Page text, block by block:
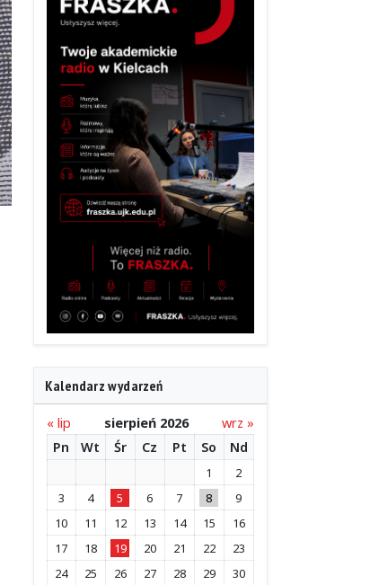
Kalendarz wydarzeń
« lip sierpień 2026
wrz »
Pn
Wt Śr Cz Pt So Nd
1
2
3
4 5 6 7 8
9
10
11 12 13 14 15
16
17
18 19 20 21 22
23
24
25 26 27 28 29
30